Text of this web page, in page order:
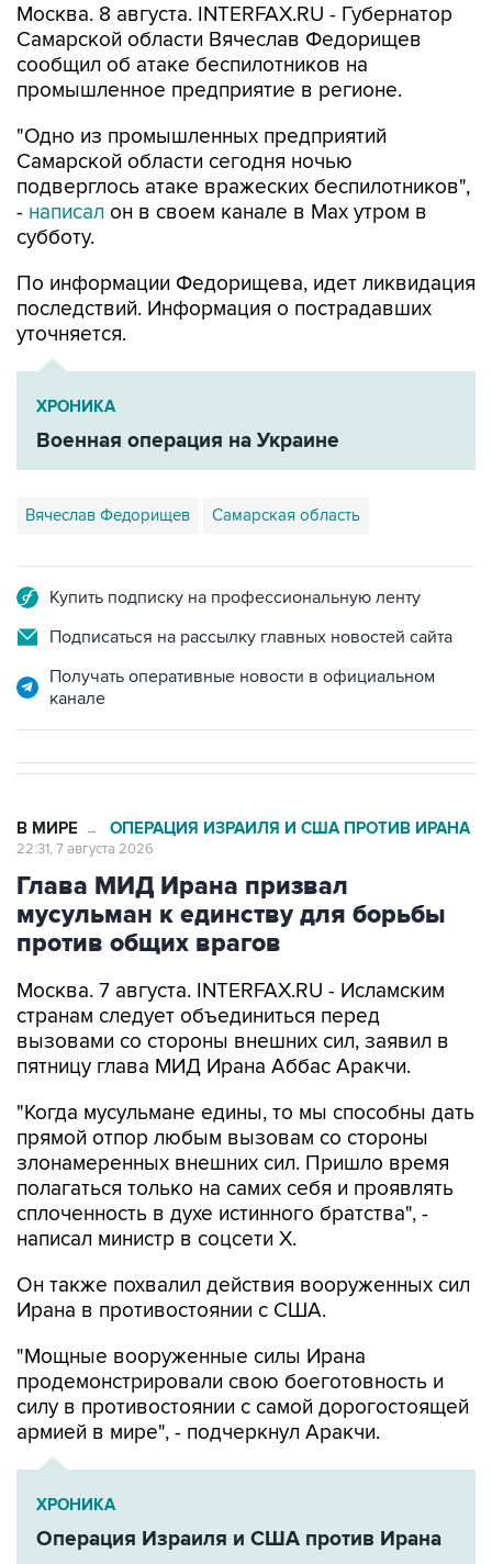
Москва. 8 августа. INTERFAX.RU - Губернатор
Самарской области Вячеслав Федорищев
сообщил об атаке беспилотников на
промышленное предприятие в регионе.
"Одно из промышленных предприятий
Самарской области сегодня ночью
подверглось атаке вражеских беспилотников",
- написал он в своем канале в Max утром в
субботу.
По информации Федорищева, идет ликвидация
последствий. Информация о пострадавших
уточняется.
ХРОНИКА
Военная операция на Украине
Вячеслав Федорищев Самарская область
Купить подписку на профессиональную ленту
Подписаться на рассылку главных новостей сайта
Получать оперативные новости в официальном
канале
В МИРЕ → ОПЕРАЦИЯ ИЗРАИЛЯ И США ПРОТИВ ИРАНА
22:31, 7 августа 2026
Глава МИД Ирана призвал
мусульман к единству для борьбы
против общих врагов
Москва. 7 августа. INTERFAX.RU - Исламским
странам следует объединиться перед
вызовами со стороны внешних сил, заявил в
пятницу глава МИД Ирана Аббас Аракчи.
"Когда мусульмане едины, то мы способны дать
прямой отпор любым вызовам со стороны
злонамеренных внешних сил. Пришло время
полагаться только на самих себя и проявлять
сплоченность в духе истинного братства", -
написал министр в соцсети Х.
Он также похвалил действия вооруженных сил
Ирана в противостоянии с США.
"Мощные вооруженные силы Ирана
продемонстрировали свою боеготовность и
силу в противостоянии с самой дорогостоящей
армией в мире", - подчеркнул Аракчи.
ХРОНИКА
Операция Израиля и США против Ирана